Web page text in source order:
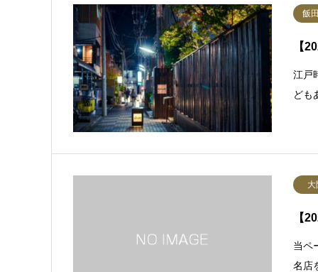
飯
【
江戸
ども
大
【
当ペ
名店